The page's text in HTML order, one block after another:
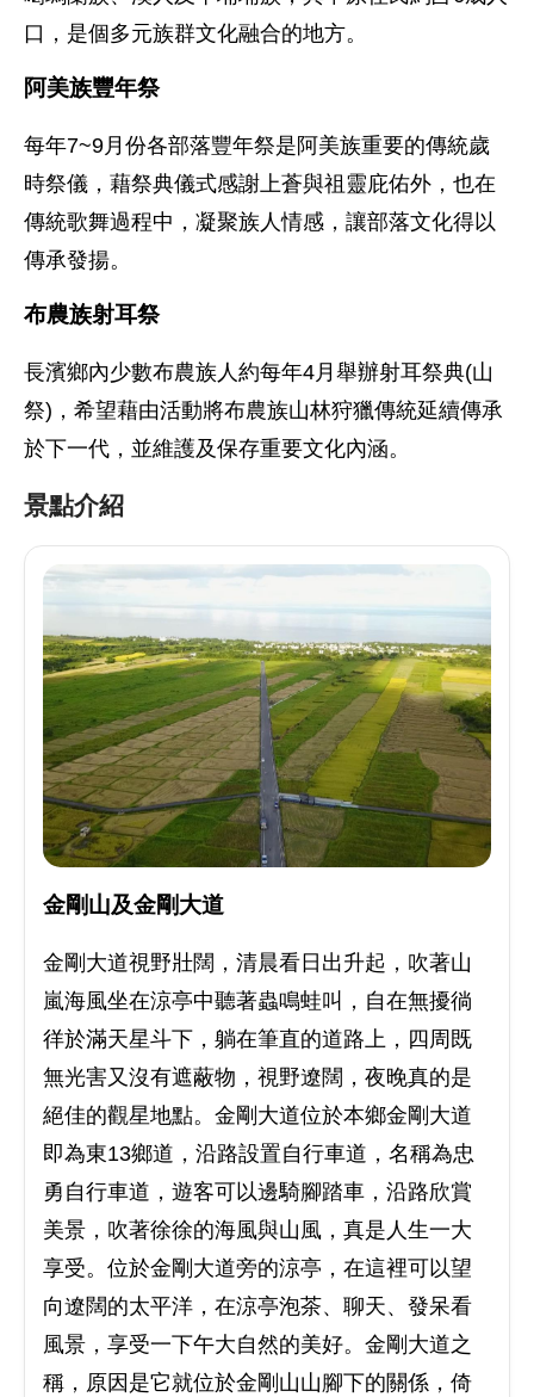
口，是個多元族群文化融合的地方。
阿美族豐年祭
每年7~9月份各部落豐年祭是阿美族重要的傳統歲
時祭儀，藉祭典儀式感謝上蒼與祖靈庇佑外，也在
傳統歌舞過程中，凝聚族人情感，讓部落文化得以
傳承發揚。
布農族射耳祭
長濱鄉內少數布農族人約每年4月舉辦射耳祭典(山
祭)，希望藉由活動將布農族山林狩獵傳統延續傳承
於下一代，並維護及保存重要文化內涵。
景點介紹
金剛山及金剛大道
金剛大道視野壯闊，清晨看日出升起，吹著山
嵐海風坐在涼亭中聽著蟲鳴蛙叫，自在無擾徜
徉於滿天星斗下，躺在筆直的道路上，四周既
無光害又沒有遮蔽物，視野遼闊，夜晚真的是
絕佳的觀星地點。金剛大道位於本鄉金剛大道
即為東13鄉道，沿路設置自行車道，名稱為忠
勇自行車道，遊客可以邊騎腳踏車，沿路欣賞
美景，吹著徐徐的海風與山風，真是人生一大
享受。位於金剛大道旁的涼亭，在這裡可以望
向遼闊的太平洋，在涼亭泡茶、聊天、發呆看
風景，享受一下午大自然的美好。金剛大道之
稱，原因是它就位於金剛山山腳下的關係，倚